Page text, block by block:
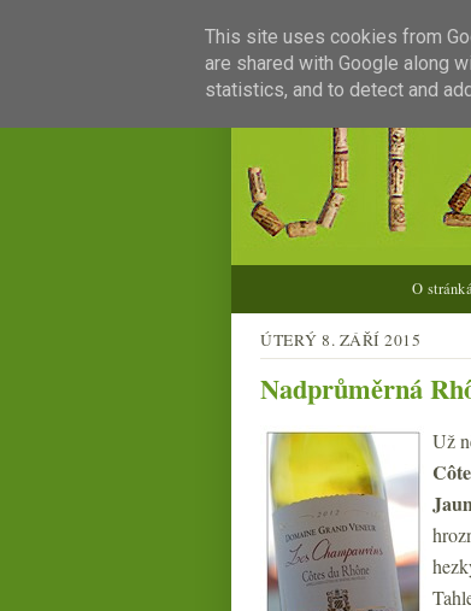
O
ÚTERÝ 8. ZÁŘÍ 2015
Nadprůměrná
Už
This site uses cookies from
are shared with Google along
statistics, and to detect and